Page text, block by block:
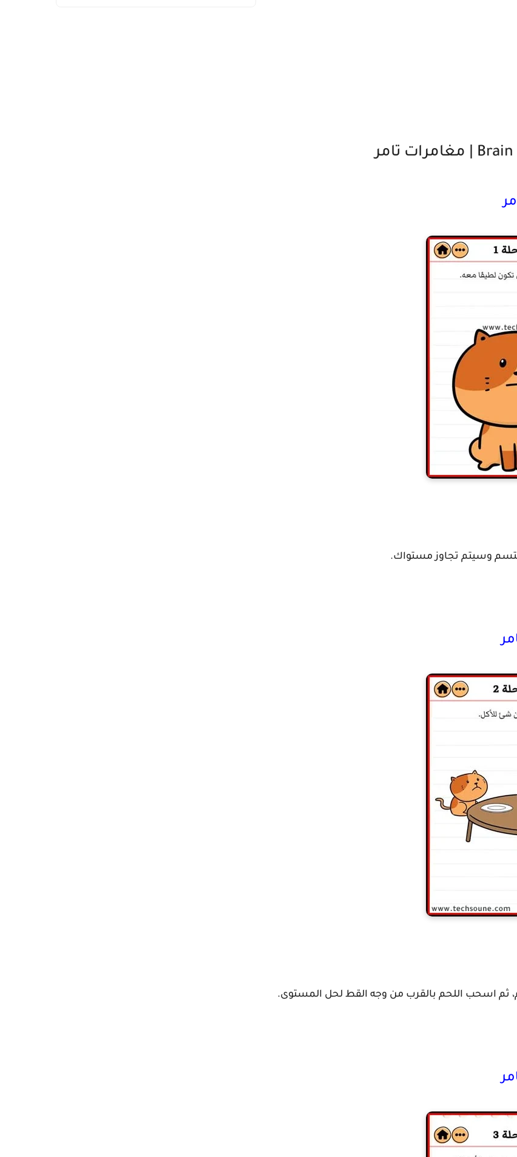
وسيتم تجاوز مستواك.
اسحب اللحم بالقرب من وجه القط لحل المستوى.